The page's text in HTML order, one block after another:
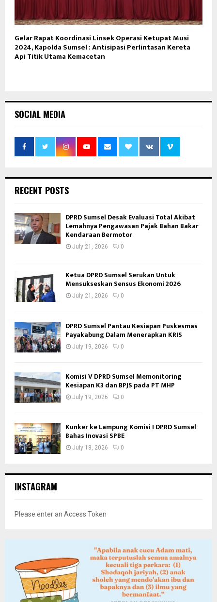
Gelar Rapat Koordinasi Linsek Operasi Ketupat Musi
2024, Kapolda Sumsel : Antisipasi Perlintasan Kereta
Api Titik Utama Kemacetan
SOCIAL MEDIA
RECENT POSTS
DPRD Sumsel Desak Evaluasi Total Akibat
Lemahnya Pengawasan Pajak Bahan Bakar
Kendaraan Bermotor
July 21, 2026 0
Ketua DPRD Sumsel Serukan Untuk
Mensukseskan Sensus Ekonomi 2026
July 21, 2026 0
DPRD Sumsel Pantau Kesiapan Puskesmas
Payakabung Dalam Menerapkan KRIS
July 19, 2026 0
Komisi V DPRD Sumsel Memonitoring
Kesiapan K3 dan BPJS pada PT MHP
July 19, 2026 0
Kunker ke Lampung Komisi I DPRD Sumsel
Bahas Inovasi SPBE
July 18, 2026 0
INSTAGRAM
Please enter an Access Token